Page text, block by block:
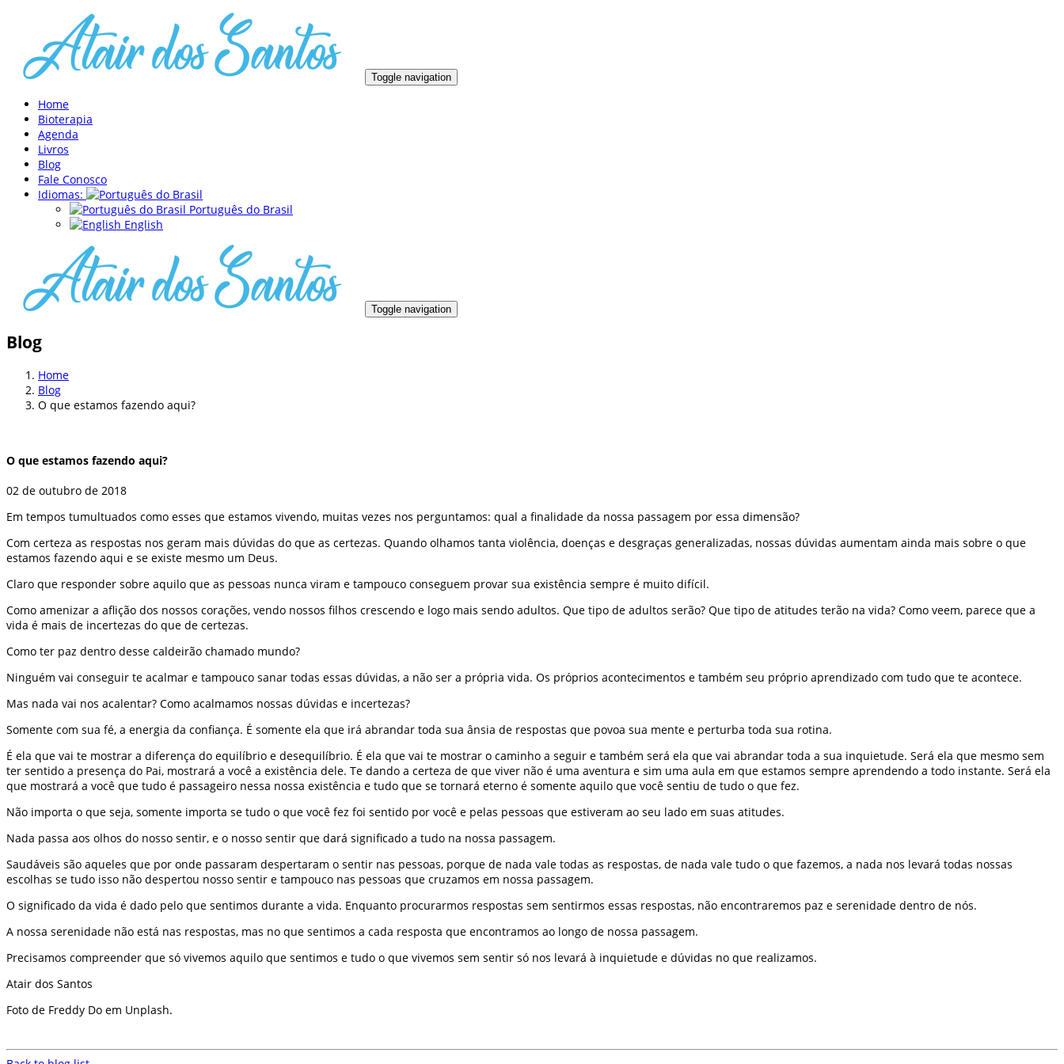
Toggle navigation
Home
Bioterapia
Agenda
Livros
Blog
Fale Conosco
Idiomas:
Português do Brasil
English
Toggle navigation
Blog
Home
Blog
O que estamos fazendo aqui?
O que estamos fazendo aqui?
02 de outubro de 2018
Em tempos tumultuados como esses que estamos vivendo, muitas vezes nos perguntamos: qual a finalidade da nossa passagem por essa dimensão?
Com certeza as respostas nos geram mais dúvidas do que as certezas. Quando olhamos tanta violência, doenças e desgraças generalizadas, nossas dúvidas aumentam ainda mais sobre o que
estamos fazendo aqui e se existe mesmo um Deus.
Claro que responder sobre aquilo que as pessoas nunca viram e tampouco conseguem provar sua existência sempre é muito difícil.
Como amenizar a aflição dos nossos corações, vendo nossos filhos crescendo e logo mais sendo adultos. Que tipo de adultos serão? Que tipo de atitudes terão na vida? Como veem, parece que a
vida é mais de incertezas do que de certezas.
Como ter paz dentro desse caldeirão chamado mundo?
Ninguém vai conseguir te acalmar e tampouco sanar todas essas dúvidas, a não ser a própria vida. Os próprios acontecimentos e também seu próprio aprendizado com tudo que te acontece.
Mas nada vai nos acalentar? Como acalmamos nossas dúvidas e incertezas?
Somente com sua fé, a energia da confiança. É somente ela que irá abrandar toda sua ânsia de respostas que povoa sua mente e perturba toda sua rotina.
É ela que vai te mostrar a diferença do equilíbrio e desequilíbrio. É ela que vai te mostrar o caminho a seguir e também será ela que vai abrandar toda a sua inquietude. Será ela que mesmo sem
ter sentido a presença do Pai, mostrará a você a existência dele. Te dando a certeza de que viver não é uma aventura e sim uma aula em que estamos sempre aprendendo a todo instante. Será ela
que mostrará a você que tudo é passageiro nessa nossa existência e tudo que se tornará eterno é somente aquilo que você sentiu de tudo o que fez.
Não importa o que seja, somente importa se tudo o que você fez foi sentido por você e pelas pessoas que estiveram ao seu lado em suas atitudes.
Nada passa aos olhos do nosso sentir, e o nosso sentir que dará significado a tudo na nossa passagem.
Saudáveis são aqueles que por onde passaram despertaram o sentir nas pessoas, porque de nada vale todas as respostas, de nada vale tudo o que fazemos, a nada nos levará todas nossas
escolhas se tudo isso não despertou nosso sentir e tampouco nas pessoas que cruzamos em nossa passagem.
O significado da vida é dado pelo que sentimos durante a vida. Enquanto procurarmos respostas sem sentirmos essas respostas, não encontraremos paz e serenidade dentro de nós.
A nossa serenidade não está nas respostas, mas no que sentimos a cada resposta que encontramos ao longo de nossa passagem.
Precisamos compreender que só vivemos aquilo que sentimos e tudo o que vivemos sem sentir só nos levará à inquietude e dúvidas no que realizamos.
Atair dos Santos
Foto de Freddy Do em Unplash.